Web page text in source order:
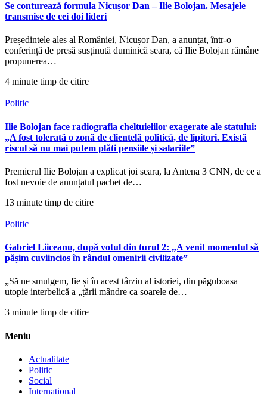
Se conturează formula Nicușor Dan – Ilie Bolojan. Mesajele
transmise de cei doi lideri
Președintele ales al României, Nicușor Dan, a anunțat, într-o
conferință de presă susținută duminică seara, că Ilie Bolojan rămâne
propunerea…
4 minute timp de citire
Politic
Ilie Bolojan face radiografia cheltuielilor exagerate ale statului:
„A fost tolerată o zonă de clientelă politică, de lipitori. Există
riscul să nu mai putem plăti pensiile și salariile”
Premierul Ilie Bolojan a explicat joi seara, la Antena 3 CNN, de ce a
fost nevoie de anunțatul pachet de…
13 minute timp de citire
Politic
Gabriel Liiceanu, după votul din turul 2: „A venit momentul să
pășim cuviincios în rândul omenirii civilizate”
„Să ne smulgem, fie și în acest târziu al istoriei, din păguboasa
utopie interbelică a „țării mândre ca soarele de…
3 minute timp de citire
Meniu
Actualitate
Politic
Social
International